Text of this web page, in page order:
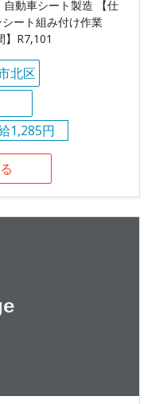
自動車シート製造 【仕
ート組み付け作業
】R7,101
北区
1,285円